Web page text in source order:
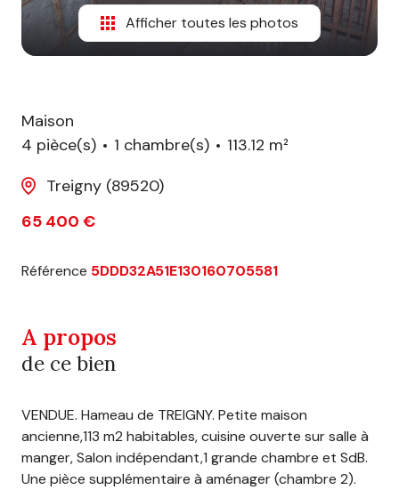
Afficher toutes les photos
Maison
4 pièce(s)
1 chambre(s)
113.12 m²
Treigny (89520)
65 400 €
Référence 5DDD32A51E130160705581
A propos
de ce bien
VENDUE. Hameau de TREIGNY. Petite maison
ancienne,113 m2 habitables, cuisine ouverte sur salle à
manger, Salon indépendant,1 grande chambre et SdB.
Une pièce supplémentaire à aménager (chambre 2).